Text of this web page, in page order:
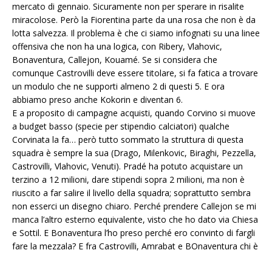
mercato di gennaio. Sicuramente non per sperare in risalite
miracolose. Però la Fiorentina parte da una rosa che non è da
lotta salvezza. Il problema è che ci siamo infognati su una linee
offensiva che non ha una logica, con Ribery, Vlahovic,
Bonaventura, Callejon, Kouamé. Se si considera che
comunque Castrovilli deve essere titolare, si fa fatica a trovare
un modulo che ne supporti almeno 2 di questi 5. E ora
abbiamo preso anche Kokorin e diventan 6.
E a proposito di campagne acquisti, quando Corvino si muove
a budget basso (specie per stipendio calciatori) qualche
Corvinata la fa… però tutto sommato la struttura di questa
squadra è sempre la sua (Drago, Milenkovic, Biraghi, Pezzella,
Castrovilli, Vlahovic, Venuti). Pradé ha potuto acquistare un
terzino a 12 milioni, dare stipendi sopra 2 milioni, ma non è
riuscito a far salire il livello della squadra; soprattutto sembra
non esserci un disegno chiaro. Perché prendere Callejon se mi
manca l’altro esterno equivalente, visto che ho dato via Chiesa
e Sottil. E Bonaventura l’ho preso perché ero convinto di fargli
fare la mezzala? E fra Castrovilli, Amrabat e BOnaventura chi è